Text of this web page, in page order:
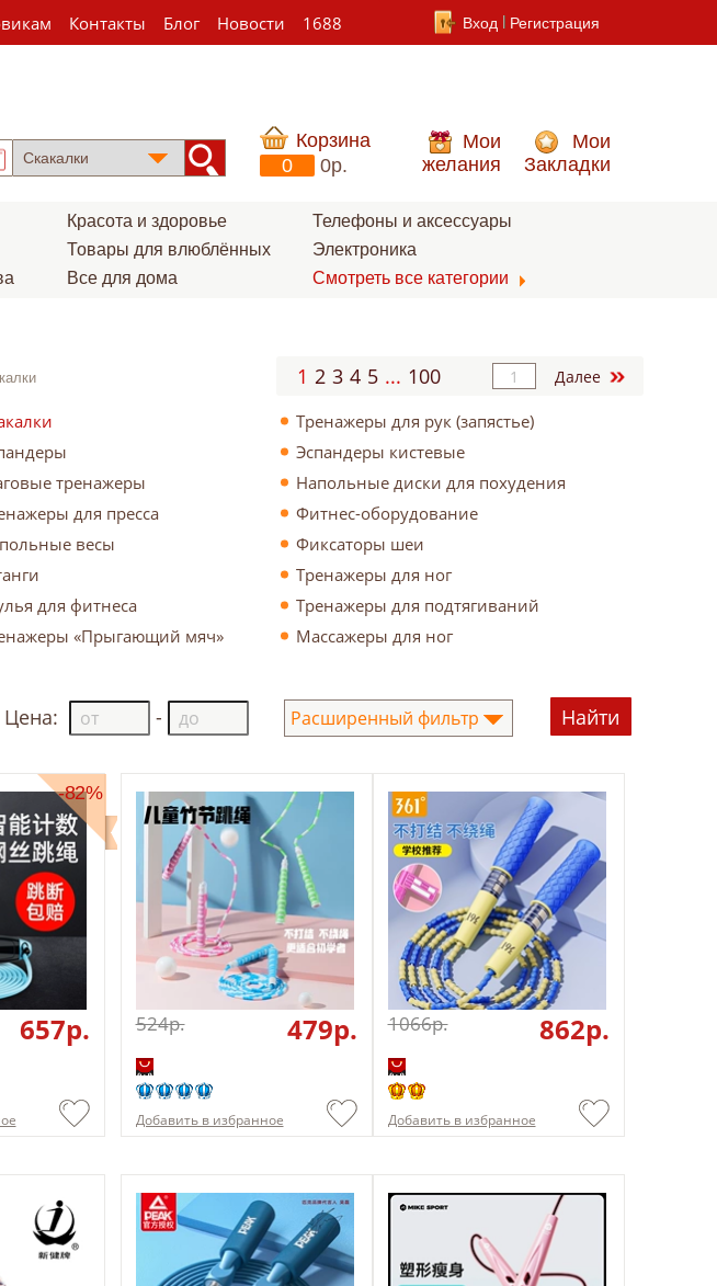
Контакты Блог Новости 1688 Вход Регистрация
Корзина
0
0p.
Мои
желания
Мои
Закладки
Красота и здоровье
Товары для влюблённых
Все для дома
Телефоны и аксессуары
Электроника
Смотреть все категории
1 2 3 4 5 ... 100 Далее
Тренажеры для рук (запястье)
Эспандеры кистевые
тренажеры
Напольные диски для похудения
для пресса
Фитнес-оборудование
весы
Фиксаторы шеи
Тренажеры для ног
для фитнеса
Тренажеры для подтягиваний
«Прыгающий мяч»
Массажеры для ног
Цена: - Расширенный фильтр
-82%
657p. 524p. 479p.
Добавить в избранное
1066p. 862p.
Добавить в избранное